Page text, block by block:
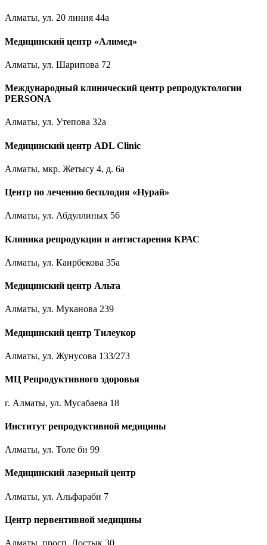
Алматы, ул. 20 линия 44а
Медицинский центр «Алимед»
Алматы, ул. Шарипова 72
Международный клинический центр репродуктологии
PERSONA
Алматы, ул. Утепова 32а
Медицинский центр ADL Clinic
Алматы, мкр. Жетысу 4, д. 6а
Центр по лечению бесплодия «Нурай»
Алматы, ул. Абдуллиных 56
Клиника репродукции и антистарения КРАС
Алматы, ул. Каирбекова 35а
Медицинский центр Альта
Алматы, ул. Муканова 239
Медицинский центр Тилеукор
Алматы, ул. Жунусова 133/273
МЦ Репродуктивного здоровья
г. Алматы, ул. Мусабаева 18
Институт репродуктивной медицины
Алматы, ул. Толе би 99
Медицинский лазерный центр
Алматы, ул. Альфараби 7
Центр первентивной медицины
Алматы, просп. Достык 30